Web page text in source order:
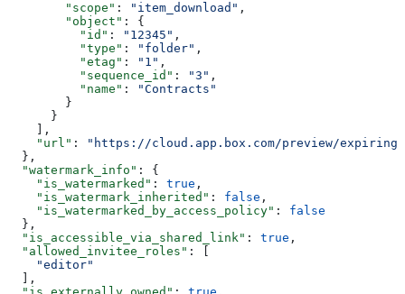
        "scope"
: "item_download" ,
        "object"
: {
          "id"
: "12345" ,
          "type"
: "folder" ,
          "etag"
: "1" ,
          "sequence_id"
: "3" ,
          "name"
:
"Contracts"
        }
      }
    ],
    "url"
:
"https://cloud.app.box.com/preview/
  },
  "watermark_info"
: {
    "is_watermarked"
: true ,
    "is_watermark_inherited"
: false ,
    "is_watermarked_by_access_policy"
: false
  },
  "is_accessible_via_shared_link"
: true ,
  "allowed_invitee_roles"
: [
    "editor"
  ],